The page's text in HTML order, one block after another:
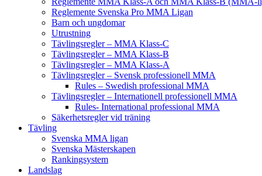
Reglemente Svenska Pro MMA Ligan
Barn och ungdomar
Utrustning
Tävlingsregler – MMA Klass-C
Tävlingsregler – MMA Klass-B
Tävlingsregler – MMA Klass-A
Tävlingsregler – Svensk professionell MMA
Rules – Swedish professional MMA
Tävlingsregler – Internationell professionell MMA
Rules- International professional MMA
Säkerhetsregler vid träning
Tävling
Svenska MMA ligan
Svenska Mästerskapen
Rankingsystem
Landslag